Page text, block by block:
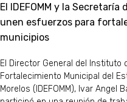
El IDEFOMM y la Secretaría
unen esfuerzos para
municipios
El Director General del Instituto
Fortalecimiento Municipal del
Morelos (IDEFOMM), Ivar Angel